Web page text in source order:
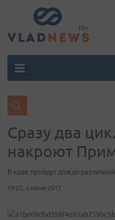
Сразу два
накроют
В крае пройдут дожди
19:22, 6 июня 2017